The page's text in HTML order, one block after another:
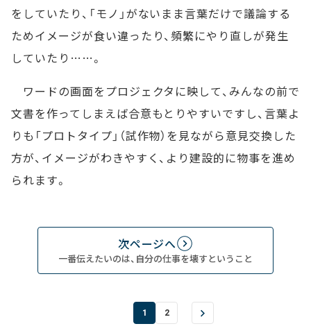
をしていたり、「モノ」がないまま言葉だけで議論する
ためイメージが食い違ったり、頻繁にやり直しが発生
していたり……。
ワードの画面をプロジェクタに映して、みんなの前で
文書を作ってしまえば合意もとりやすいですし、言葉よ
りも「プロトタイプ」（試作物）を見ながら意見交換した
方が、イメージがわきやすく、より建設的に物事を進め
られます。
次ページへ
一番伝えたいのは、自分の仕事を壊すということ
1 2